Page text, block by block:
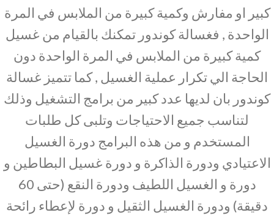
كبير او مفارش وكمية كبيرة من الملابس في المرة
الواحدة , فغسالة كوندور تمكنك بالقيام من غسيل
كمية كبيرة من الملابس في المرة الواحدة دون
الحاجة الي تكرار عملية الغسيل , كما تتميز غسالة
كوندور بان لديها عدد كبير من برامج التشغيل وذلك
لتناسب جميع الاحتياجات وتلبى كل طلبات
المستخدم و من هذه البرامج دورة الغسيل
الاعتيادي ودورة الذاكرة و دورة غسيل البطاطين و
دورة و الغسيل اللطيف ودورة النقع (حتى 60
دقيقة) ودورة الغسيل الثقيل و دورة لإعطاء رائحة